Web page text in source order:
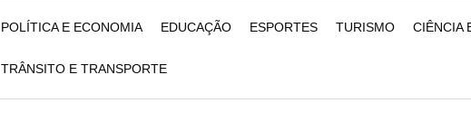
POLÍTICA E ECONOMIA EDUCAÇÃO ESPORTES TURISMO CIÊNCIA
TRÂNSITO E TRANSPORTE